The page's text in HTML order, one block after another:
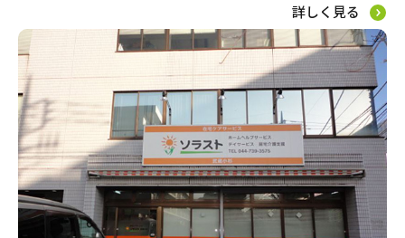
詳しく見る
自宅でサービスを受ける
訪問介護
小規模多機能型居宅介護